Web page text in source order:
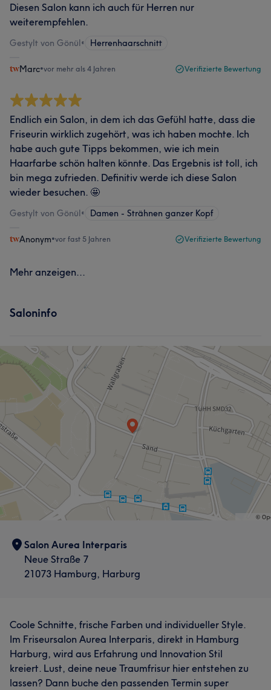
Diesen Salon kann ich auch für Herren nur
weiterempfehlen.
Gestylt von Gönül• Herrenhaarschnitt
Marc•vor mehr als 4 Jahren Verifizierte Bewertung
Endlich ein Salon, in dem ich das Gefühl hatte, dass die
Friseurin wirklich zugehört, was ich haben mochte. Ich
habe auch gute Tipps bekommen, wie ich mein
Haarfarbe schön halten könnte. Das Ergebnis ist toll, ich
bin mega zufrieden. Definitiv werde ich diese Salon
wieder besuchen. 🤩
Gestylt von Gönül• Damen - Strähnen ganzer Kopf
Anonym•vor fast 5 Jahren Verifizierte Bewertung
Mehr anzeigen...
Saloninfo
Salon Aurea Interparis
Neue Straße 7
21073 Hamburg, Harburg
Coole Schnitte, frische Farben und individueller Style.
Im Friseursalon Aurea Interparis, direkt in Hamburg
Harburg, wird aus Erfahrung und Innovation Stil
kreiert. Lust, deine neue Traumfrisur hier entstehen zu
lassen? Dann buche den passenden Termin super